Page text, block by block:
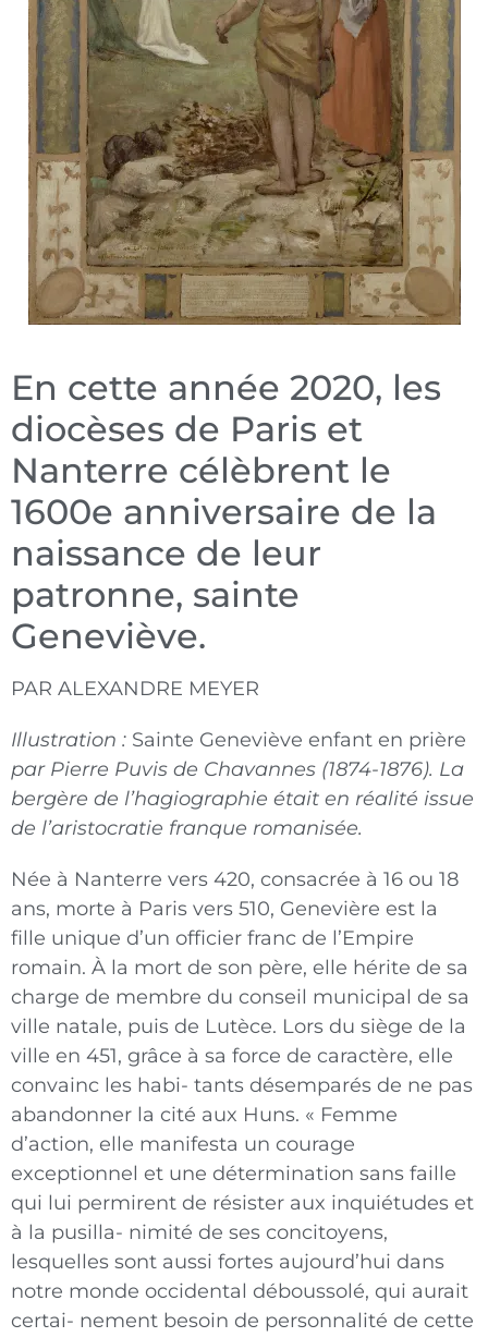
En cette année 2020, les
diocèses de Paris et
Nanterre célèbrent le
1600e anniversaire de la
naissance de leur
patronne, sainte
Geneviève.
PAR ALEXANDRE MEYER
Illustration : Sainte Geneviève enfant en prière
par Pierre Puvis de Chavannes (1874-1876). La
bergère de l’hagiographie était en réalité issue
de l’aristocratie franque romanisée.
Née à Nanterre vers 420, consacrée à 16 ou 18
ans, morte à Paris vers 510, Genevière est la
fille unique d’un officier franc de l’Empire
romain. À la mort de son père, elle hérite de sa
charge de membre du conseil municipal de sa
ville natale, puis de Lutèce. Lors du siège de la
ville en 451, grâce à sa force de caractère, elle
convainc les habi- tants désemparés de ne pas
abandonner la cité aux Huns. « Femme
d’action, elle manifesta un courage
exceptionnel et une détermination sans faille
qui lui permirent de résister aux inquiétudes et
à la pusilla- nimité de ses concitoyens,
lesquelles sont aussi fortes aujourd’hui dans
notre monde occidental déboussolé, qui aurait
certai- nement besoin de personnalité de cette